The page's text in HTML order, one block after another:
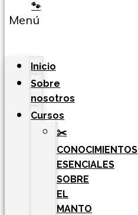
🐾
Menú
Inicio
Sobre
nosotros
Cursos
✂️
CONOCIMIENTOS
ESENCIALES
SOBRE
EL
MANTO